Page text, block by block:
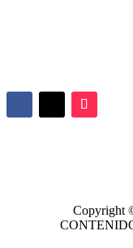
Copyright